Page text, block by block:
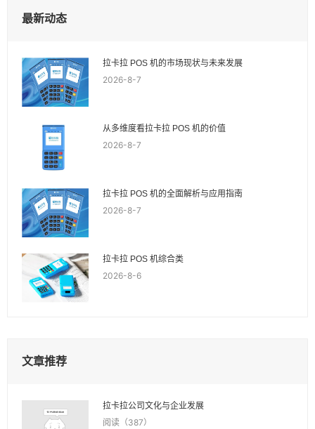
最新动态
拉卡拉 POS 机的市场现状与未来发展
2026-8-7
从多维度看拉卡拉 POS 机的价值
2026-8-7
拉卡拉 POS 机的全面解析与应用指南
2026-8-7
拉卡拉 POS 机综合类
2026-8-6
文章推荐
拉卡拉公司文化与企业发展
阅读（387）